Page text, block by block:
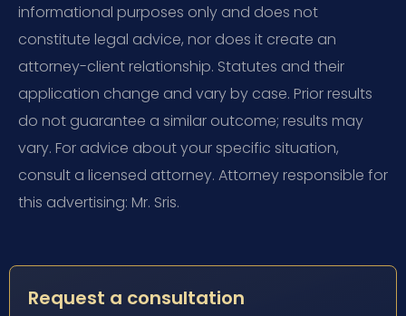
informational purposes only and does not
constitute legal advice, nor does it create an
attorney-client relationship. Statutes and their
application change and vary by case. Prior results
do not guarantee a similar outcome; results may
vary. For advice about your specific situation,
consult a licensed attorney. Attorney responsible for
this advertising: Mr. Sris.
Request a consultation